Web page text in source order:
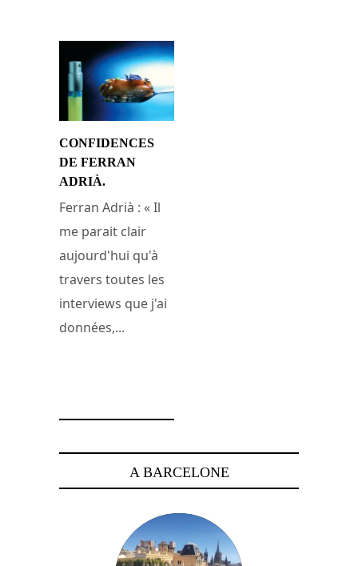
CONFIDENCES
DE FERRAN
ADRIÀ.
Ferran Adrià : « Il
me parait clair
aujourd'hui qu'à
travers toutes les
interviews que j'ai
données,...
A BARCELONE